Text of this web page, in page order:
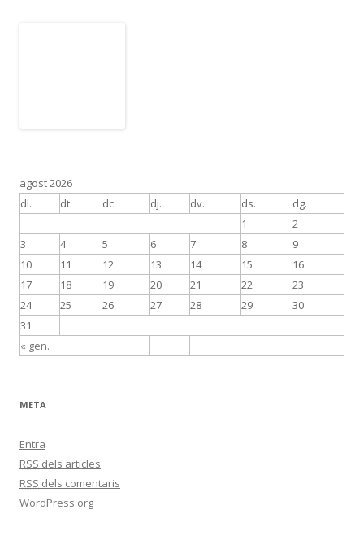
agost 2026
dl.
dt. dc. dj. dv. ds. dg.
« gen.
1
2
3
4 5 6 7 8
9
10
11 12 13 14 15
16
17
18 19 20 21 22
23
24
25 26 27 28 29
30
31
META
Entra
RSS dels articles
RSS dels comentaris
WordPress.org